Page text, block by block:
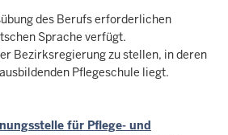
des Berufs erforderlichen
Sprache verfügt.
Bezirksregierung zu stellen, in deren
Pflegeschule liegt.
für Pflege- und